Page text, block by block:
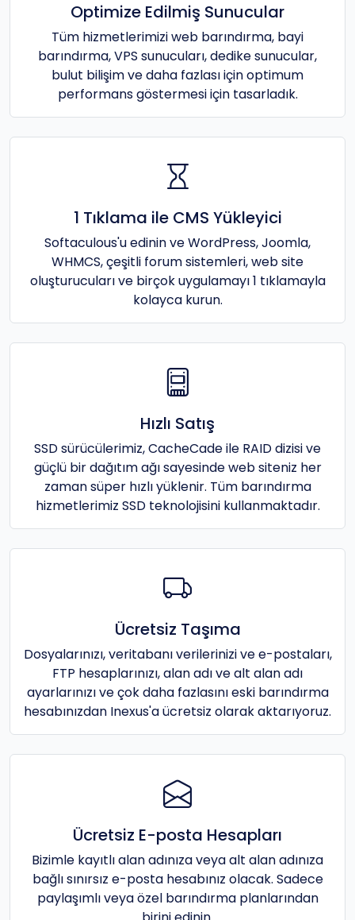
Optimize Edilmiş Sunucular
Tüm hizmetlerimizi web barındırma, bayi
barındırma, VPS sunucuları, dedike sunucular,
bulut bilişim ve daha fazlası için optimum
performans göstermesi için tasarladık.
1 Tıklama ile CMS Yükleyici
Softaculous'u edinin ve WordPress, Joomla,
WHMCS, çeşitli forum sistemleri, web site
oluşturucuları ve birçok uygulamayı 1 tıklamayla
kolayca kurun.
Hızlı Satış
SSD sürücülerimiz, CacheCade ile RAID dizisi ve
güçlü bir dağıtım ağı sayesinde web siteniz her
zaman süper hızlı yüklenir. Tüm barındırma
hizmetlerimiz SSD teknolojisini kullanmaktadır.
Ücretsiz Taşıma
Dosyalarınızı, veritabanı verilerinizi ve e-postaları,
FTP hesaplarınızı, alan adı ve alt alan adı
ayarlarınızı ve çok daha fazlasını eski barındırma
hesabınızdan Inexus'a ücretsiz olarak aktarıyoruz.
Ücretsiz E-posta Hesapları
Bizimle kayıtlı alan adınıza veya alt alan adınıza
bağlı sınırsız e-posta hesabınız olacak. Sadece
paylaşımlı veya özel barındırma planlarından